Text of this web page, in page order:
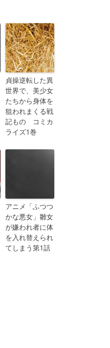
貞操逆転した異
世界で、美少女
たちから身体を
狙われまくる戦
記もの コミカ
ライズ1巻
アニメ「ふつつ
かな悪女」雛女
が嫌われ者に体
を入れ替えられ
てしまう第1話